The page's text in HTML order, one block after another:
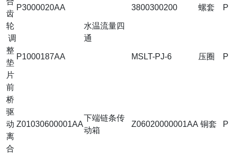
齿
轮
P3000020AA
水温流量四
通
3800300200 螺套
调
整
垫
片
P1000187AA MSLT-PJ-6 压圈
前
桥
驱
动
离
合
Z01030600001AA
下端链条传
动箱
Z06020000001AA 铜套